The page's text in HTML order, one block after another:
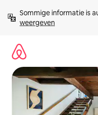
direct
naar
Sommige informatie is
weergeven